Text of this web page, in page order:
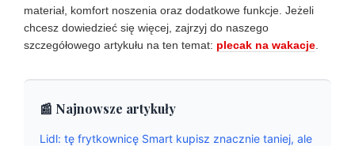
materiał, komfort noszenia oraz dodatkowe funkcje. Jeżeli
chcesz dowiedzieć się więcej, zajrzyj do naszego
szczegółowego artykułu na ten temat: plecak na wakacje
📰 Najnowsze artykuły
Lidl: tę frytkownicę Smart kupisz znacznie taniej, ale